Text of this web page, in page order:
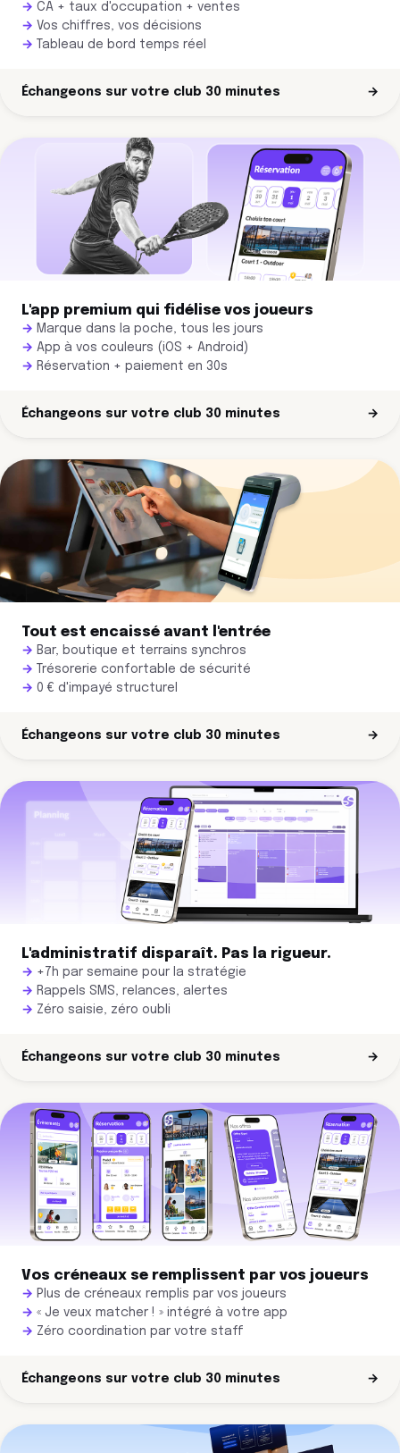
CA + taux d'occupation + ventes
Vos chiffres, vos décisions
Tableau de bord temps réel
Échangeons sur votre club 30 minutes →
L'app premium qui fidélise vos joueurs
Marque dans la poche, tous les jours
App à vos couleurs (iOS + Android)
Réservation + paiement en 30s
Échangeons sur votre club 30 minutes →
Tout est encaissé avant l'entrée
Bar, boutique et terrains synchros
Trésorerie confortable de sécurité
0 € d'impayé structurel
Échangeons sur votre club 30 minutes →
L'administratif disparaît. Pas la rigueur.
+7h par semaine pour la stratégie
Rappels SMS, relances, alertes
Zéro saisie, zéro oubli
Échangeons sur votre club 30 minutes →
Vos créneaux se remplissent par vos joueurs
Plus de créneaux remplis par vos joueurs
« Je veux matcher ! » intégré à votre app
Zéro coordination par votre staff
Échangeons sur votre club 30 minutes →